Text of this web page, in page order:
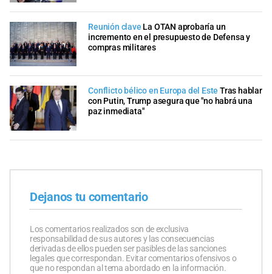
Reunión clave La OTAN aprobaría un
incremento en el presupuesto de Defensa y
compras militares
Conflicto bélico en Europa del Este Tras hablar
con Putin, Trump asegura que "no habrá una
paz inmediata"
Dejanos tu comentario
Los comentarios realizados son de exclusiva
responsabilidad de sus autores y las consecuencias
derivadas de ellos pueden ser pasibles de las sanciones
legales que correspondan. Evitar comentarios ofensivos o
que no respondan al tema abordado en la información.